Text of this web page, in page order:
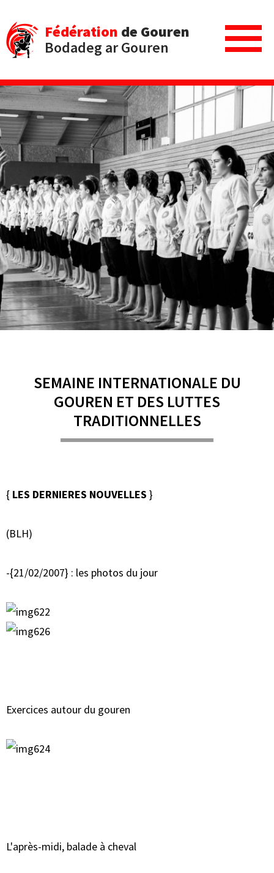
Fédération de Gouren
Bodadeg ar Gouren
SEMAINE INTERNATIONALE DU
GOUREN ET DES LUTTES
TRADITIONNELLES
{ LES DERNIERES NOUVELLES }
(BLH)
-{21/02/2007} : les photos du jour
Exercices autour du gouren
L'après-midi, balade à cheval